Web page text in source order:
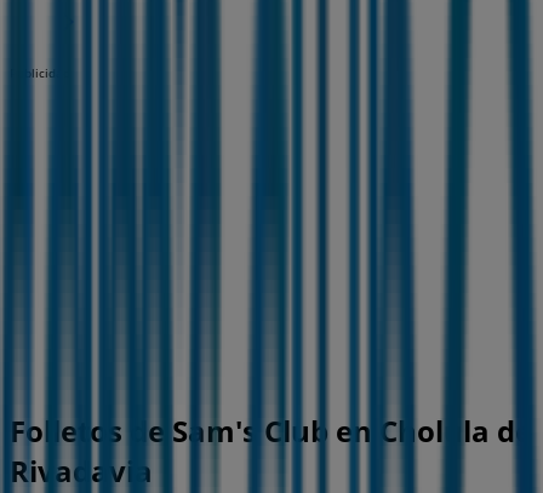
Publicidad
Folletos de Sam's Club en Cholula de
Rivadavia